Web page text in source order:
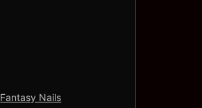
Fantasy Nails